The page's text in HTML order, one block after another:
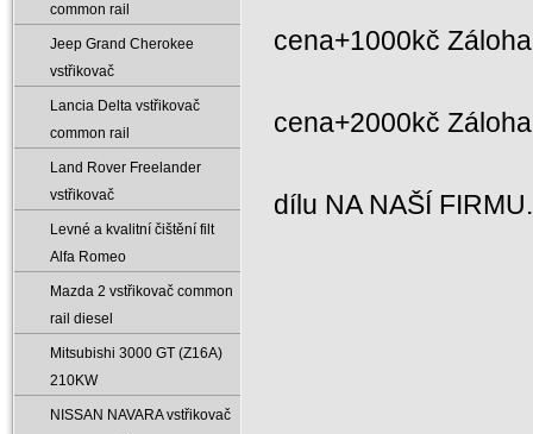
cena+1000kč
cena+2000kč
dílu NA NAŠÍ
common rail
Jeep Grand Cherokee
vstřikovač
Lancia Delta vstřikovač
common rail
Land Rover Freelander
vstřikovač
Levné a kvalitní čištění filt
Alfa Romeo
Mazda 2 vstřikovač common
rail diesel
Mitsubishi 3000 GT (Z16A)
210KW
NISSAN NAVARA vstřikovač